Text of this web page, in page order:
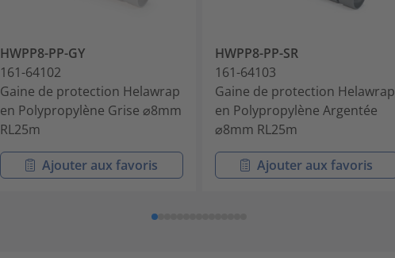
HWPP8-PP-GY
161-64102
Gaine de protection Helawrap
en Polypropylène Grise ⌀8mm
RL25m
Ajouter aux favoris
HWPP8-PP-SR
161-64103
Gaine de protection Helawrap
en Polypropylène Argentée
⌀8mm RL25m
Ajouter aux favoris